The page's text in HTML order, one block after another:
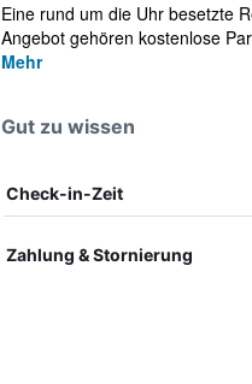
Eine rund um die Uhr besetzte
Angebot gehören kostenlose
Mehr
Gut zu wissen
Check-in-Zeit
Zahlung & Stornierung